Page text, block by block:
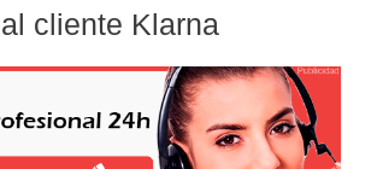
cliente Klarna